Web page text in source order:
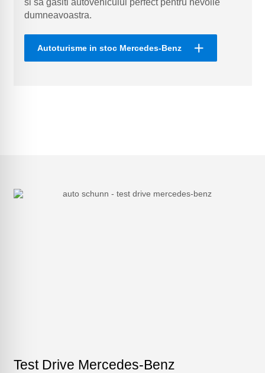
dumneavoastra.
Autoturisme in stoc Mercedes-Benz
Test Drive Mercedes-Benz